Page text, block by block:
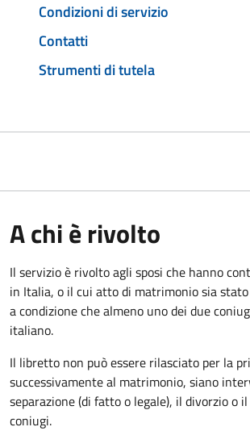
Condizioni di servizio
Contatti
Strumenti di tutela
A chi è rivolto
Il servizio è rivolto agli sposi che hanno
in Italia, o il cui atto di matrimonio sia
a condizione che almeno uno dei due
italiano.
Il libretto non può essere rilasciato per la
successivamente al matrimonio, siano
separazione (di fatto o legale), il divorzio o
coniugi.